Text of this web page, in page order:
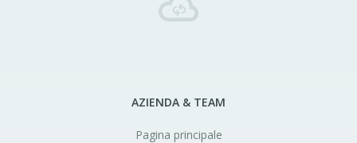
AZIENDA & TEAM
Pagina principale